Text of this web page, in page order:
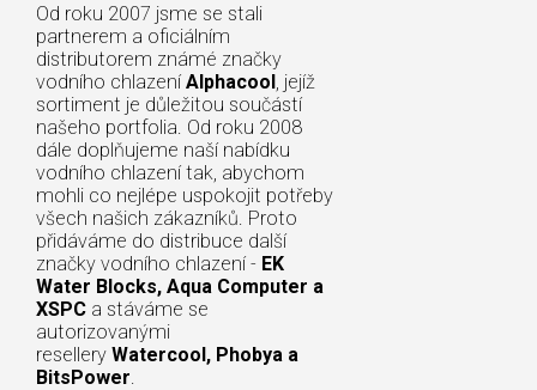
Od roku 2007 jsme se stali
partnerem a oficiálním
distributorem známé značky
vodního chlazení Alphacool, jejíž
sortiment je důležitou součástí
našeho portfolia. Od roku 2008
dále doplňujeme naší nabídku
vodního chlazení tak, abychom
mohli co nejlépe uspokojit potřeby
všech našich zákazníků. Proto
přidáváme do distribuce další
značky vodního chlazení - EK
Water Blocks, Aqua Computer a
XSPC a stáváme se
autorizovanými
resellery Watercool, Phobya a
BitsPower.